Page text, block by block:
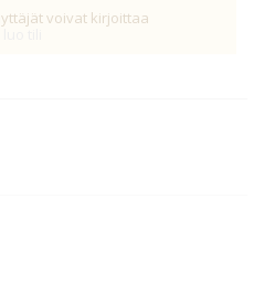
voivat kirjoittaa